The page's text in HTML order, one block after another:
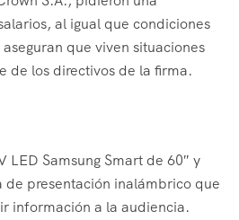
al igual que condiciones
que viven situaciones
de los directivos de la firma.
LED Samsung Smart de 60″ y
de presentación inalámbrico que
información a la audiencia.